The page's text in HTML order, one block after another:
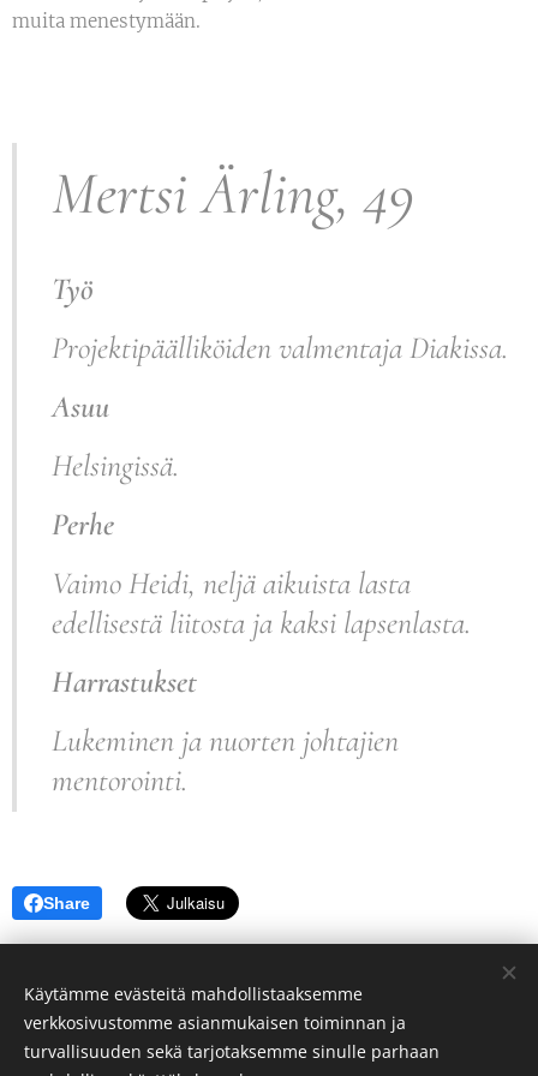
muita menestymään.
Mertsi Ärling, 49
Työ
Projektipäälliköiden valmentaja Diakissa.
Asuu
Helsingissä.
Perhe
Vaimo Heidi, neljä aikuista lasta
edellisestä liitosta ja kaksi lapsenlasta.
Harrastukset
Lukeminen ja nuorten johtajien
mentorointi.
Share
Mertsi MEDI Ärling
Käytämme evästeitä mahdollistaaksemme
verkkosivustomme asianmukaisen toiminnan ja
turvallisuuden sekä tarjotaksemme sinulle parhaan